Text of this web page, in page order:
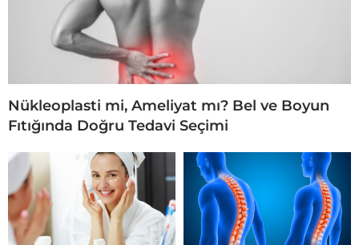
Nükleoplasti mi, Ameliyat mı? Bel ve Boyun
Fıtığında Doğru Tedavi Seçimi